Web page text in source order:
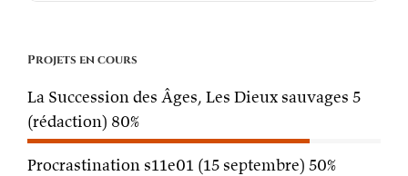
Projets en cours
La Succession des Âges, Les Dieux sauvages 5
(rédaction) 80%
Procrastination s11e01 (15 septembre) 50%